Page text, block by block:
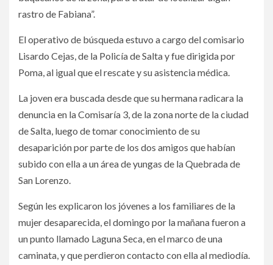
rastro de Fabiana”.
El operativo de búsqueda estuvo a cargo del comisario
Lisardo Cejas, de la Policía de Salta y fue dirigida por
Poma, al igual que el rescate y su asistencia médica.
La joven era buscada desde que su hermana radicara la
denuncia en la Comisaría 3, de la zona norte de la ciudad
de Salta, luego de tomar conocimiento de su
desaparición por parte de los dos amigos que habían
subido con ella a un área de yungas de la Quebrada de
San Lorenzo.
Según les explicaron los jóvenes a los familiares de la
mujer desaparecida, el domingo por la mañana fueron a
un punto llamado Laguna Seca, en el marco de una
caminata, y que perdieron contacto con ella al mediodía.